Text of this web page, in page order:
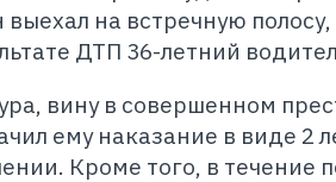
на встречную полосу,
ДТП 36-летний
вину в совершенном
ему наказание в виде 2
Кроме того, в течение